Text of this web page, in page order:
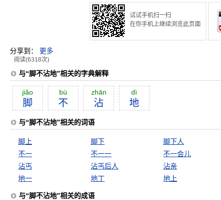
试试手机扫一扫
在你手机上继续浏览此页面
分享到： 更多
阅读(6318次)
与“脚不沾地”相关的字典解释
jiăo
脚
bù
不
zhān
沾
dì
地
与“脚不沾地”相关的词语
脚上 脚下
脚下人
不一
不一一
不一会儿
沾丐
沾丐后人
沾亲
地一
地丁 地上
与“脚不沾地”相关的成语